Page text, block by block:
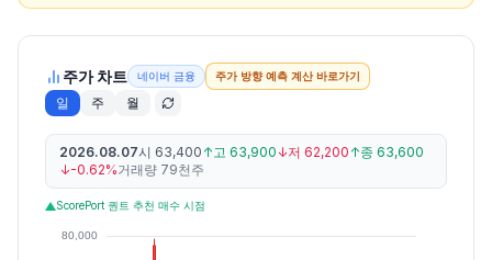
주가 차트 네이버 금융 주가 방향 예측 계산 바로가기
일 주 월
2026.08.07시 63,400 ↑고 63,900↓저 62,200 ↑종 63,600
↓-0.62%거래량 79천주
ScorePort 퀀트 추천 매수 시점